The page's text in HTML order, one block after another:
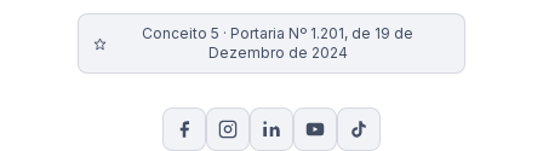
Conceito 5 · Portaria Nº 1.201, de 19 de
Dezembro de 2024